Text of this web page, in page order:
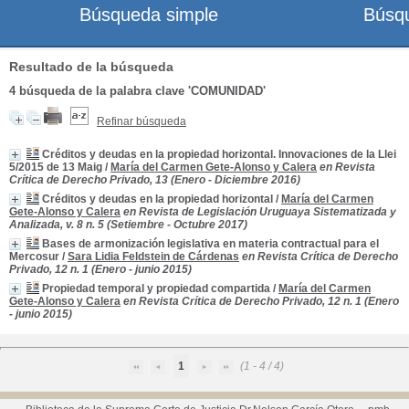
Resultado de la búsqueda
4búsqueda de la palabra clave 'COMUNIDAD'
Refinar búsqueda
Créditos y deudas en la propiedad horizontal. Innovaciones de la Llei
5/2015 de 13 Maig / María del Carmen Gete-Alonso y Calera en Revista
Crítica de Derecho Privado, 13 (Enero - Diciembre 2016)
Créditos y deudas en la propiedad horizontal / María del Carmen
Gete-Alonso y Calera en Revista de Legislación Uruguaya Sistematizada y
Analizada, v. 8 n. 5 (Setiembre - Octubre 2017)
Bases de armonización legislativa en materia contractual para el
Mercosur / Sara Lidia Feldstein de Cárdenas en Revista Crítica de Derecho
Privado, 12 n. 1 (Enero - junio 2015)
Propiedad temporal y propiedad compartida / María del Carmen
Gete-Alonso y Calera en Revista Crítica de Derecho Privado, 12 n. 1 (Enero
- junio 2015)
1 (1 - 4 / 4)
Búsqueda simple